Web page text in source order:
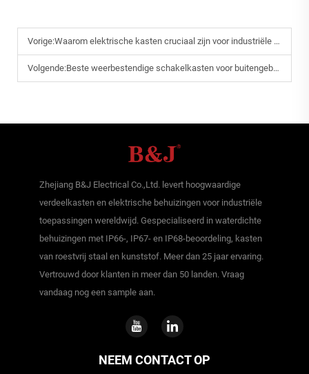
Vorige:Waarom elektrische kasten cruciaal zijn voor industriële powersystemen
Volgende:Beste weerbestendige schakelkasten voor buitengebruik
Zhejiang B&J Electrical Co.,Ltd. levert hoogwaardige
verdeelkasten en elektrische behuizingen voor industriële
toepassingen wereldwijd. Gespecialiseerd in waterdichte
behuizingen met IP66-, IP67- en IP68-beoordeling, kasten
van roestvrij staal en kunststof. Meer dan 25 jaar ervaring.
Vertrouwd door klanten in meer dan 50 landen. Vraag
vandaag nog een sample aan.
NEEM CONTACT OP